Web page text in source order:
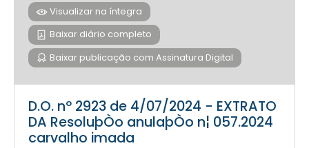
Visualizar na íntegra
Baixar diário completo
Baixar publicação com Assinatura Digital
D.O. nº 2923 de 4/07/2024 - EXTRATO
DA ResoluþÒo anulaþÒo n¦ 057.2024
carvalho imada